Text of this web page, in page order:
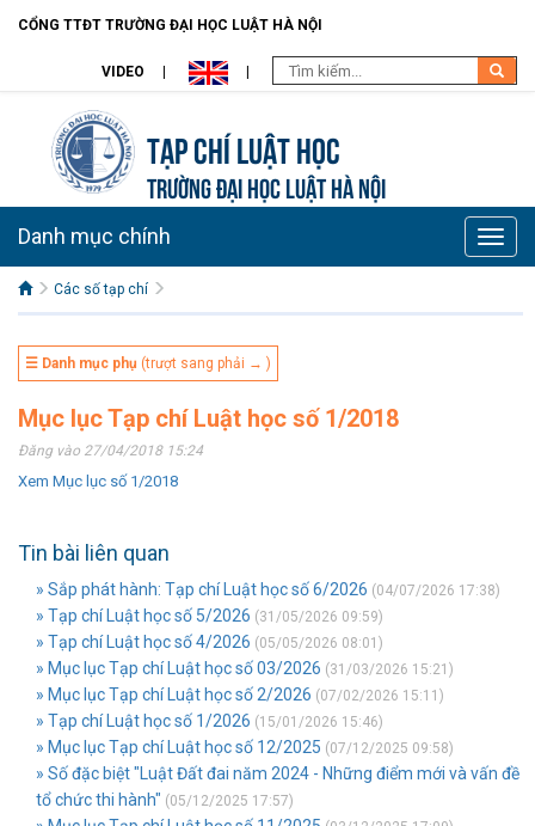
CỔNG TTĐT TRƯỜNG ĐẠI HỌC LUẬT HÀ NỘI
VIDEO
Tạp chí Luật học
TRƯỜNG ĐẠI HỌC LUẬT HÀ NỘI
Toggle
Danh mục chính
Các số tạp chí
☰ Danh mục phụ (trượt sang phải → )
Mục lục Tạp chí Luật học số 1/2018
Đăng vào 27/04/2018 15:24
Xem Mục lục số 1/2018
Tin bài liên quan
» Sắp phát hành: Tạp chí Luật học số 6/2026 (04/07/2026 17:38)
» Tạp chí Luật học số 5/2026 (31/05/2026 09:59)
» Tạp chí Luật học số 4/2026 (05/05/2026 08:01)
» Mục lục Tạp chí Luật học số 03/2026 (31/03/2026 15:21)
» Mục lục Tạp chí Luật học số 2/2026 (07/02/2026 15:11)
» Tạp chí Luật học số 1/2026 (15/01/2026 15:46)
» Mục lục Tạp chí Luật học số 12/2025 (07/12/2025 09:58)
» Số đặc biệt "Luật Đất đai năm 2024 - Những điểm mới và vấn đề
tổ chức thi hành" (05/12/2025 17:57)